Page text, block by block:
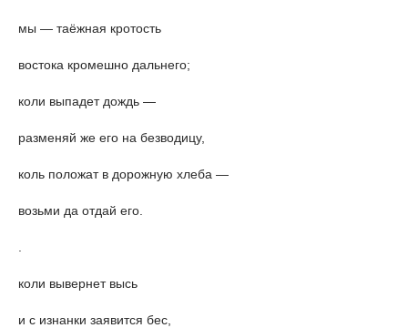
мы — таëжная кротость
востока кромешно дальнего;
коли выпадет дождь —
разменяй же его на безводицу,
коль положат в дорожную хлеба —
возьми да отдай его.
коли вывернет высь
и с изнанки заявится бес,